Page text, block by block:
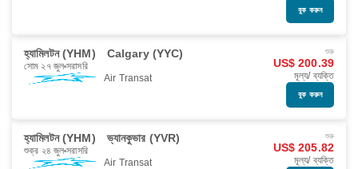
বুক করুন
হ্যামিলটন (YHM) Calgary (YYC)
সোম ২৭ জুল সরাসরি
Air Transat
শুরু
US$ 200.39
মূল্য/ ব্যক্তি
বুক করুন
হ্যামিলটন (YHM) ভ্যানকুভার (YVR)
শুক্র ২৪ জুল সরাসরি
Air Transat
শুরু
US$ 205.82
মূল্য/ ব্যক্তি